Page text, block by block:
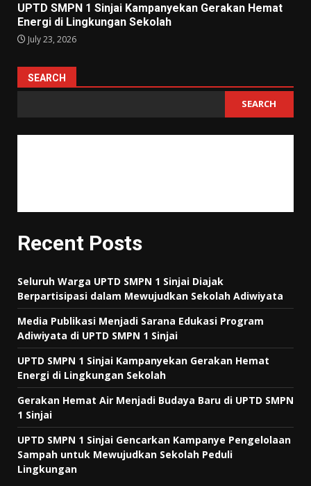
UPTD SMPN 1 Sinjai Kampanyekan Gerakan Hemat
Energi di Lingkungan Sekolah
July 23, 2026
SEARCH
SEARCH
Recent Posts
Seluruh Warga UPTD SMPN 1 Sinjai Diajak
Berpartisipasi dalam Mewujudkan Sekolah Adiwiyata
Media Publikasi Menjadi Sarana Edukasi Program
Adiwiyata di UPTD SMPN 1 Sinjai
UPTD SMPN 1 Sinjai Kampanyekan Gerakan Hemat
Energi di Lingkungan Sekolah
Gerakan Hemat Air Menjadi Budaya Baru di UPTD SMPN
1 Sinjai
UPTD SMPN 1 Sinjai Gencarkan Kampanye Pengelolaan
Sampah untuk Mewujudkan Sekolah Peduli
Lingkungan